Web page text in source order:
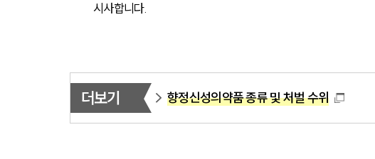
시사합니다.
더보기 향정신성의약품 종류 및 처벌 수위